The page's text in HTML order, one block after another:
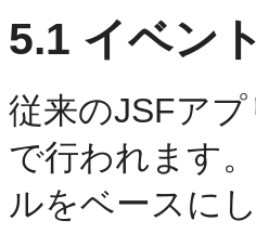
5.1 イベン
従来のJSFア
で行われます
ルをベースに